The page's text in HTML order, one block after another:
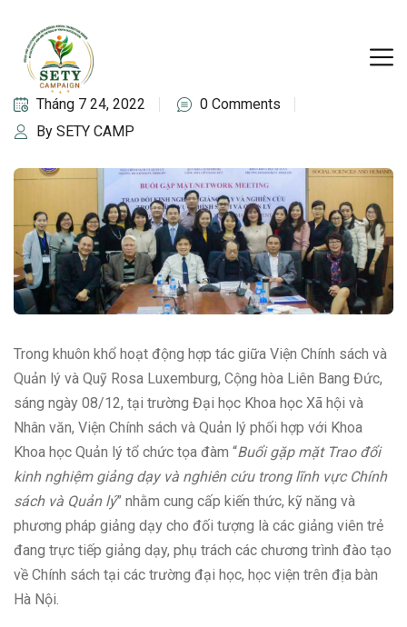
Tháng 7 24, 2022
0 Comments
By SETY CAMP
Trong khuôn khổ hoạt động hợp tác giữa Viện Chính sách và
Quản lý và Quỹ Rosa Luxemburg, Cộng hòa Liên Bang Đức,
sáng ngày 08/12, tại trường Đại học Khoa học Xã hội và
Nhân văn, Viện Chính sách và Quản lý phối hợp với Khoa
Khoa học Quản lý tổ chức tọa đàm “Buổi gặp mặt Trao đổi
kinh nghiệm giảng dạy và nghiên cứu trong lĩnh vực Chính
sách và Quản lý” nhằm cung cấp kiến thức, kỹ năng và
phương pháp giảng dạy cho đối tượng là các giảng viên trẻ
đang trực tiếp giảng dạy, phụ trách các chương trình đào tạo
về Chính sách tại các trường đại học, học viện trên địa bàn
Hà Nội.